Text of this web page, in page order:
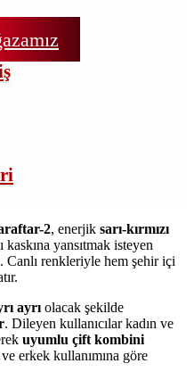
2, enerjik sarı-kırmızı
yansıtmak isteyen
Canlı renkleriyle hem şehir içi
ayrı olacak şekilde
. Dileyen kullanıcılar kadın ve
uyumlu çift kombini
erkek kullanımına göre